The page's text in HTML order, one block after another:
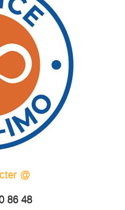
@
86 48